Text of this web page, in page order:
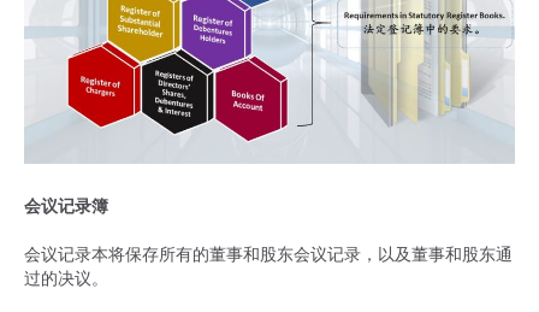
会议记录簿
会议记录本将保存所有的董事和股东会议记录，以及董事和股东通
过的决议。